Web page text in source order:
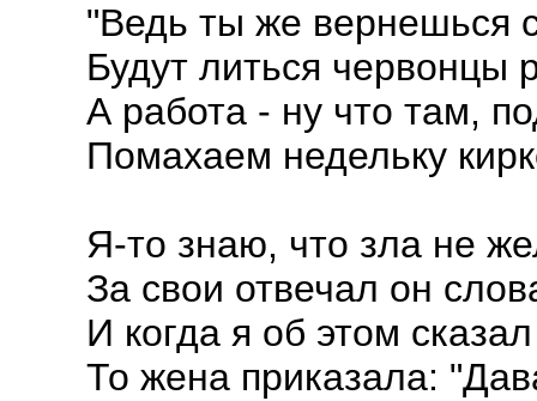
"Ведь ты же вернешься
Будут литься червонцы
А работа - ну что там,
Помахаем недельку
Я-то знаю, что зла не
За свои отвечал он
И когда я об этом
То жена приказала: